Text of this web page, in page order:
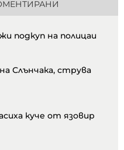
подкуп на полицаи
Слънчака, струва
куче от язовир